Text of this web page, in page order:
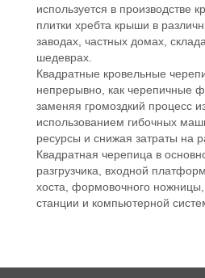
используется в производстве
плитки хребта крыши в
заводах, частных домах,
шедеврах.
Квадратные кровельные
непрерывно, как черепичные
заменяя громоздкий процесс
использованием гибочных
ресурсы и снижая затраты на
Квадратная черепица в
разгрузчика, входной
хоста, формовочного ножницы,
станции и компьютерной